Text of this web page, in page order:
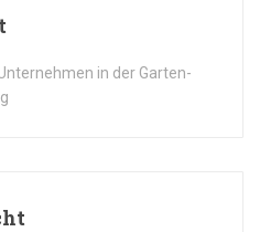
in der Garten-